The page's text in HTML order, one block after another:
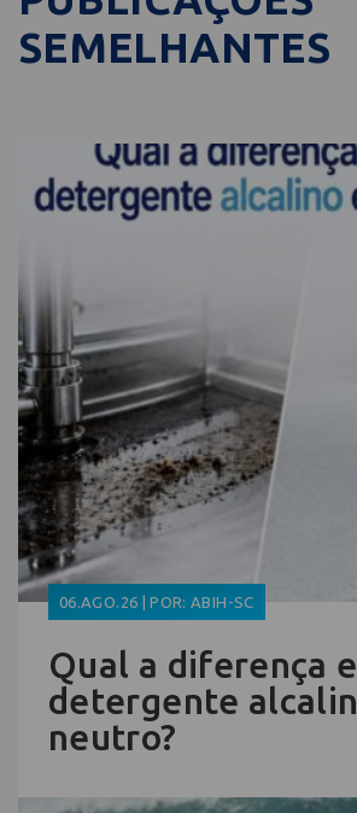
SEMELHANTES
06.AGO.26 | POR: ABIH-SC
Qual a diferença
detergente
neutro?